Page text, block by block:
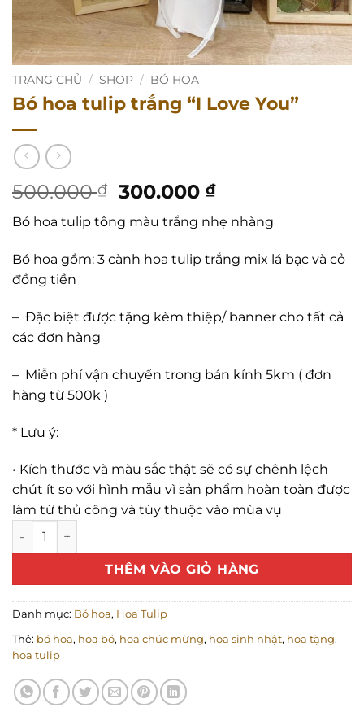
TRANG CHỦ / SHOP / BÓ HOA
Bó hoa tulip trắng “I Love You”
500.000₫
Giá
gốc
là:
500.000 ₫.
300.000₫Giá
hiện
tại
là:
300.000 ₫.
Bó hoa tulip tông màu trắng nhẹ nhàng
Bó hoa gồm: 3 cành hoa tulip trắng mix lá bạc và cỏ
đồng tiền
– Đặc biệt được tặng kèm thiệp/ banner cho tất cả
các đơn hàng
– Miễn phí vận chuyển trong bán kính 5km ( đơn
hàng từ 500k )
* Lưu ý:
• Kích thước và màu sắc thật sẽ có sự chênh lệch
chút ít so với hình mẫu vì sản phẩm hoàn toàn được
làm từ thủ công và tùy thuộc vào mùa vụ
Bó hoa tulip trắng “I Love You” số lượng
THÊM VÀO GIỎ HÀNG
Danh mục: Bó hoa, Hoa Tulip
Thẻ: bó hoa, hoa bó, hoa chúc mừng, hoa sinh nhật, hoa tặng,
hoa tulip